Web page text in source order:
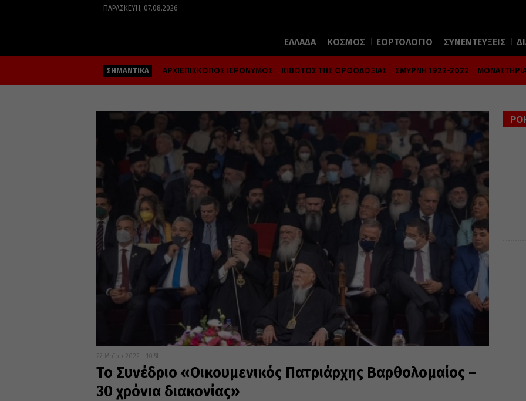
ΠΑΡΑΣΚΕΥΉ, 07.08.2026
ΕΛΛΑΔΑ ΚΟΣΜΟΣ ΕΟΡΤΟΛΟΓΙΟ ΣΥΝΕΝΤΕΥΞΕΙΣ
ΣΗΜΑΝΤΙΚΑ ΑΡΧΙΕΠΙΣΚΟΠΟΣ ΙΕΡΩΝΥΜΟΣ ΚΙΒΩΤΟΣ ΤΗΣ ΟΡΘΟΔΟΞΙΑΣ ΣΜΥΡΝΗ 1922-2022
27 Μαΐου 2022 10:51
Το Συνέδριο «Οικουμενικός Πατριάρχης Βαρθολομαίος –
30 χρόνια διακονίας»